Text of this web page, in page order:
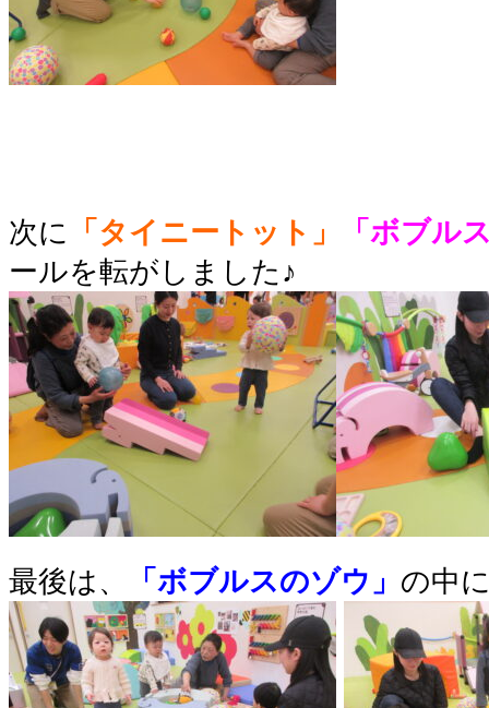
次に 「タイニートット」
「ボブル
ールを転がしました♪
最後は、 「ボブルスのゾウ」 の中